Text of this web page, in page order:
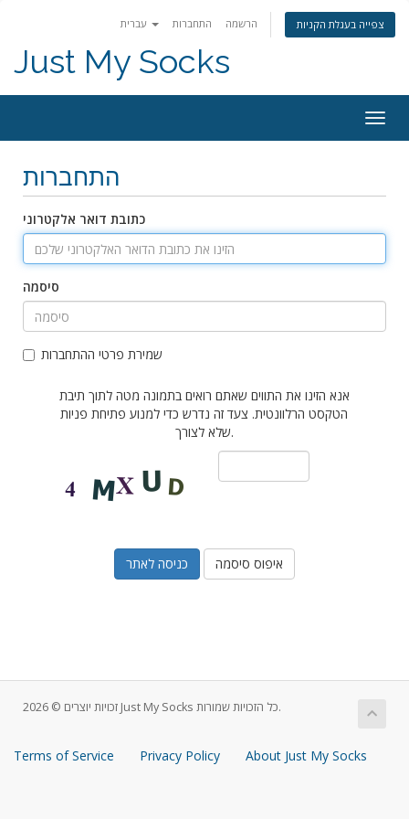
התחברות הרשמה צפייה בעגלת הקניות
Just My Socks
התחברות
כתובת דואר אלקטרוני
סיסמה
שמירת פרטי ההתחברות
אנא הזינו את התווים שאתם רואים בתמונה מטה לתוך תיבת
הטקסט הרלוונטית. צעד זה נדרש כדי למנוע פתיחת פניות
שלא לצורך.
איפוס סיסמה
זכויות יוצרים © 2026 Just My Socks כל הזכויות שמורות.
Terms of Service Privacy Policy About Just My Socks